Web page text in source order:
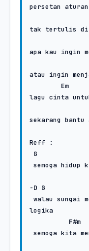
persetan
tak tertulis di
apa kau ingin
atau ingin
Em
lagu cinta
sekarang bantu
Reff :
G
-D G
logika
F#m